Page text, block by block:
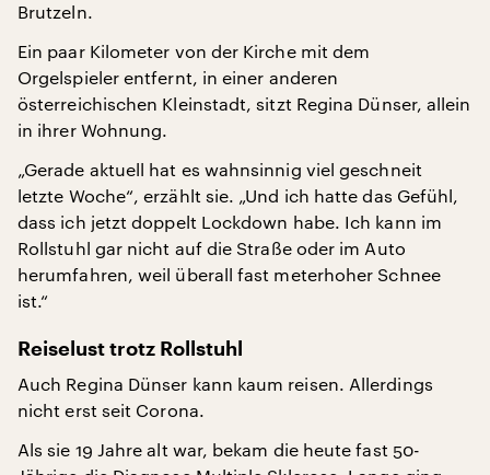
Brutzeln.
Ein paar Kilometer von der Kirche mit dem
Orgelspieler entfernt, in einer anderen
österreichischen Kleinstadt, sitzt Regina Dünser, allein
in ihrer Wohnung.
„Gerade aktuell hat es wahnsinnig viel geschneit
letzte Woche“, erzählt sie. „Und ich hatte das Gefühl,
dass ich jetzt doppelt Lockdown habe. Ich kann im
Rollstuhl gar nicht auf die Straße oder im Auto
herumfahren, weil überall fast meterhoher Schnee
ist.“
Reiselust trotz Rollstuhl
Auch Regina Dünser kann kaum reisen. Allerdings
nicht erst seit Corona.
Als sie 19 Jahre alt war, bekam die heute fast 50-